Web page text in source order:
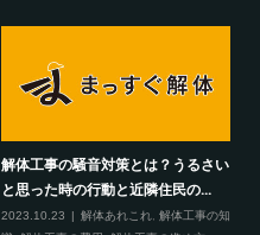
解体工事の騒音対策とは？うるさい
と思った時の行動と近隣住民の...
2023.10.23 解体あれこれ
解体工事の知